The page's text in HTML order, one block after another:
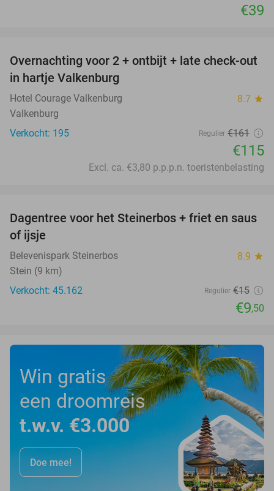
€39
29%
Overnachting voor 2 + ontbijt + late check-out
in hartje Valkenburg
Hotel Courage Valkenburg 8.7 star
Valkenburg
Verkocht: 195
Regulier €161
€115
Excl. ca. €3,80 p.p.p.n. toeristenbelasting
37%
Dagentree voor het Steinerbos + friet en saus
of ijsje
Belevenispark Steinerbos 8.9 star
Stein (9 km)
Verkocht: 45.162
Regulier €15
€9,50
Win gratis
een droomreis
t.w.v. €3.000
Doe mee!